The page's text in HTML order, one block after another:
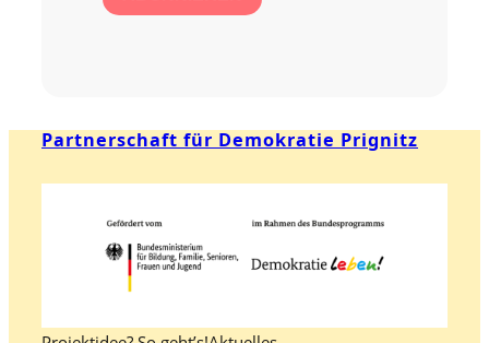
Partnerschaft für Demokratie Prignitz